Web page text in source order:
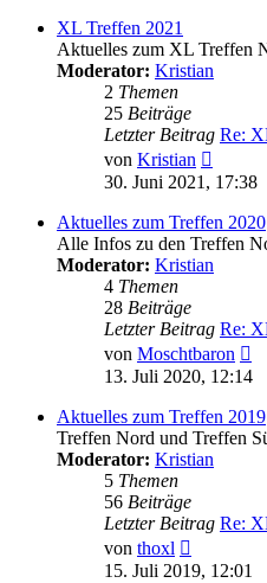
XL Treffen 2021
Aktuelles zum XL Treffen
Moderator: Kristian
2 Themen
25 Beiträge
Letzter Beitrag Re:
von Kristian
Beitrag
30. Juni 2021, 17:38
Aktuelles zum Treffen 2020
Alle Infos zu den Treffen
Moderator: Kristian
4 Themen
28 Beiträge
Letzter Beitrag Re:
von Moschtbaron
13. Juli 2020, 12:14
Aktuelles zum Treffen 2019
Treffen Nord und Treffen
Moderator: Kristian
5 Themen
56 Beiträge
Letzter Beitrag Re:
von thoxl
Beitrag
15. Juli 2019, 12:01